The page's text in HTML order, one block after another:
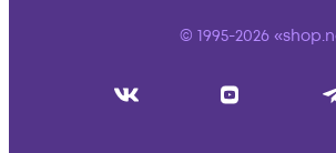
© 1995-2026